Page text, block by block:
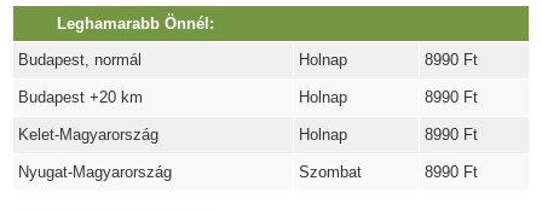
Leghamarabb Önnél:
Budapest, normál
Holnap 8990 Ft
Budapest +20 km Holnap 8990 Ft
Kelet-Magyarország Holnap 8990 Ft
Nyugat-Magyarország Szombat 8990 Ft